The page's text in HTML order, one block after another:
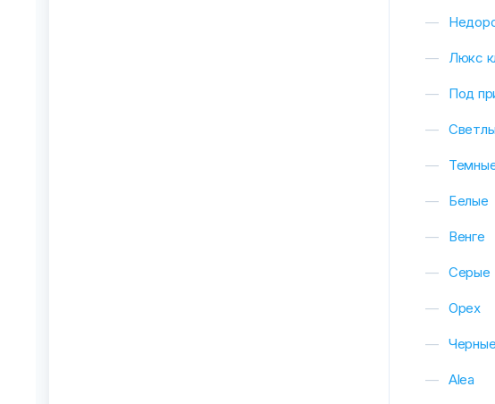
Люкс
Под
Белые
Венге
Серые
Орех
Черные
Alea